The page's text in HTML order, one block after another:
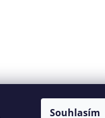
Souhlasím